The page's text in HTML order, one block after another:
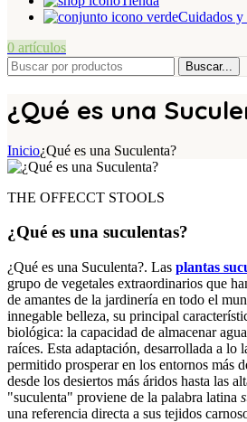
Cuidados y
0 artículos
Buscar...
¿Qué es una
Inicio¿Qué es una Suculenta?
THE OFFECCT STOOLS
¿Qué es una suculentas?
¿Qué es una Suculenta?. Las plantas
grupo de vegetales extraordinarios que
de amantes de la jardinería en todo el
innegable belleza, su principal
biológica: la capacidad de almacenar
raíces. Esta adaptación, desarrollada a lo
permitido prosperar en los entornos más
desde los desiertos más áridos hasta las
"suculenta" proviene de la palabra latina
una referencia directa a sus tejidos